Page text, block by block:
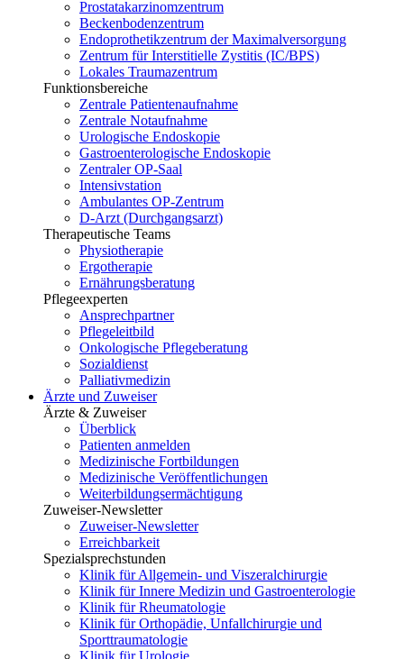
Prostatakarzinomzentrum
Beckenbodenzentrum
Endoprothetikzentrum der Maximalversorgung
Zentrum für Interstitielle Zystitis (IC/BPS)
Lokales Traumazentrum
Funktionsbereiche
Zentrale Patientenaufnahme
Zentrale Notaufnahme
Urologische Endoskopie
Gastroenterologische Endoskopie
Zentraler OP-Saal
Intensivstation
Ambulantes OP-Zentrum
D-Arzt (Durchgangsarzt)
Therapeutische Teams
Physiotherapie
Ergotherapie
Ernährungsberatung
Pflegeexperten
Ansprechpartner
Pflegeleitbild
Onkologische Pflegeberatung
Sozialdienst
Palliativmedizin
Ärzte und Zuweiser
Ärzte & Zuweiser
Überblick
Patienten anmelden
Medizinische Fortbildungen
Medizinische Veröffentlichungen
Weiterbildungsermächtigung
Zuweiser-Newsletter
Zuweiser-Newsletter
Erreichbarkeit
Spezialsprechstunden
Klinik für Allgemein- und Viszeralchirurgie
Klinik für Innere Medizin und Gastroenterologie
Klinik für Rheumatologie
Klinik für Orthopädie, Unfallchirurgie und
Sporttraumatologie
Klinik für Urologie